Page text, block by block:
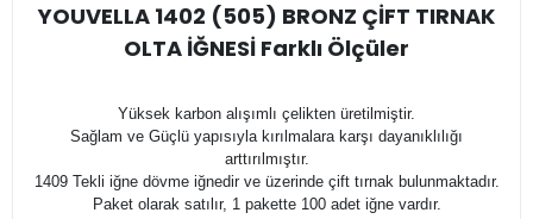
YOUVELLA 1402 (505) BRONZ ÇİFT TIRNAK
OLTA İĞNESİ Farklı Ölçüler
Yüksek karbon alışımlı çelikten üretilmiştir.
Sağlam ve Güçlü yapısıyla kırılmalara karşı dayanıklılığı
arttırılmıştır.
1409 Tekli iğne dövme iğnedir ve üzerinde çift tırnak bulunmaktadır.
Paket olarak satılır, 1 pakette 100 adet iğne vardır.